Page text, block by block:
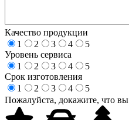
Качество продукции
1
2 3 4
5
Уровень сервиса
1
2 3 4
5
Срок изготовления
1
2 3 4
5
Пожалуйста, докажите, что